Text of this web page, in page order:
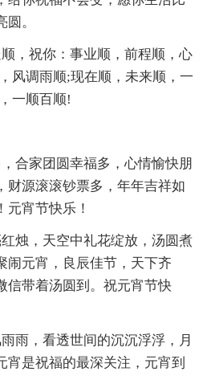
。
，祝你：事业顺，前程顺，心
风调雨顺;现在顺，未来顺，一
一顺百顺!
合家团圆幸福多，心情愉快朋
财源滚滚钞票多，年年吉祥如
元宵节快乐！
烛，天空中礼花绽放，汤圆煮
闹元宵，良辰佳节，天下齐
信带着汤圆到。祝元宵节快
雨，看透世间的沉沉浮浮，月
宵是祝福的最深关注，元宵到